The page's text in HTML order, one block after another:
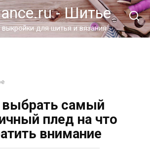
- Шитье
для шитья и вязания
выбрать самый
плед на что
внимание